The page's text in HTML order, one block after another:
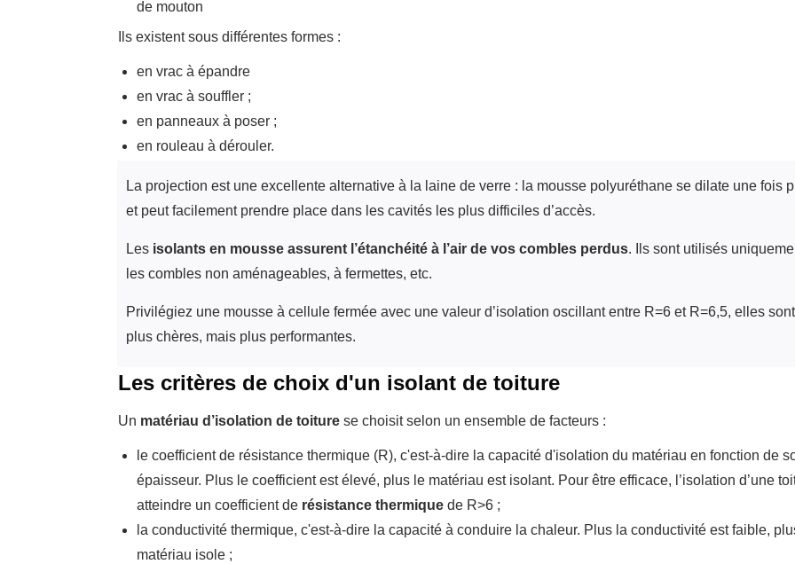
de mouton
Ils existent sous différentes formes :
en vrac à épandre
en vrac à souffler ;
en panneaux à poser ;
en rouleau à dérouler.
La projection est une excellente alternative à la laine de verre : la mousse polyuréthane se dilate une fois
et peut facilement prendre place dans les cavités les plus difficiles d’accès.
Les isolants en mousse assurent l’étanchéité à l’air de vos combles perdus. Ils sont utilisés
les combles non aménageables, à fermettes, etc.
Privilégiez une mousse à cellule fermée avec une valeur d’isolation oscillant entre R=6 et R=6,5, elles
plus chères, mais plus performantes.
Les critères de choix d'un isolant de toiture
Un matériau d’isolation de toiture se choisit selon un ensemble de facteurs :
le coefficient de résistance thermique (R), c'est-à-dire la capacité d'isolation du matériau en fonction de
épaisseur. Plus le coefficient est élevé, plus le matériau est isolant. Pour être efficace, l’isolation d’une
atteindre un coefficient de résistance thermique de R>6 ;
la conductivité thermique, c'est-à-dire la capacité à conduire la chaleur. Plus la conductivité est faible,
matériau isole ;